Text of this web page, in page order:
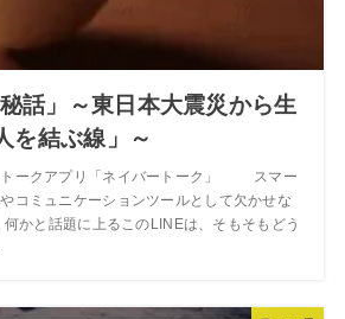
話」～東日本大震災から生
を結ぶ線」～
トークアプリ「ネイバートーク」 スマー
コミュニケーションツールとして欠かせな
かと話題に上るこのLINEは、そもそもどう